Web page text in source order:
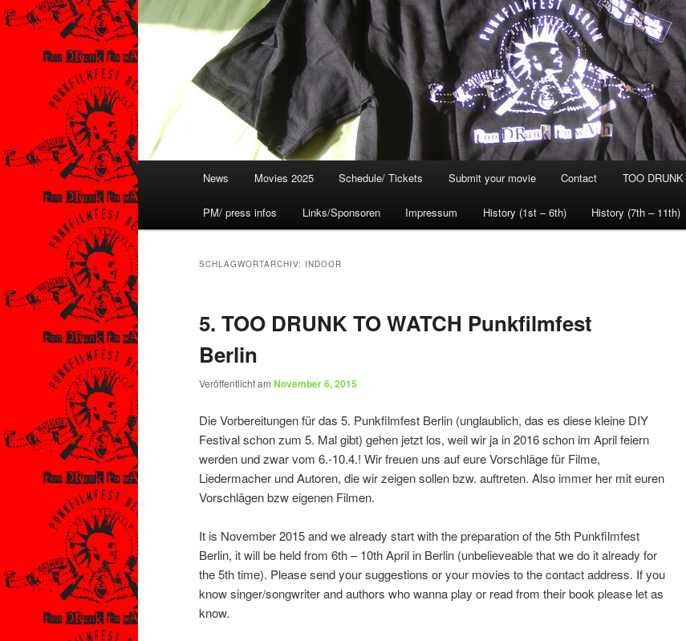
News Movies 2025 Schedule/ Tickets Submit your movie Contact TOO
PM/ press infos Links/Sponsoren Impressum History (1st – 6th) History (7th – 11th)
SCHLAGWORTARCHIV: INDOOR
5. TOO DRUNK TO WATCH Punkfilmfest
Berlin
Veröffentlicht am November 6, 2015
Die Vorbereitungen für das 5. Punkfilmfest Berlin (unglaublich, das es diese kleine DIY
Festival schon zum 5. Mal gibt) gehen jetzt los, weil wir ja in 2016 schon im April feiern
werden und zwar vom 6.-10.4.! Wir freuen uns auf eure Vorschläge für Filme,
Liedermacher und Autoren, die wir zeigen sollen bzw. auftreten. Also immer her mit euren
Vorschlägen bzw eigenen Filmen.
It is November 2015 and we already start with the preparation of the 5th Punkfilmfest
Berlin, it will be held from 6th – 10th April in Berlin (unbelieveable that we do it already for
the 5th time). Please send your suggestions or your movies to the contact address. If you
know singer/songwriter and authors who wanna play or read from their book please let as
know.